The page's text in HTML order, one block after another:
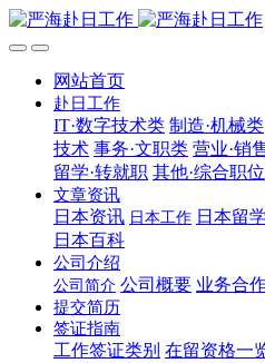
网站首页
赴日工作
IT·数字技术类 制造·机械类
技术 事务·文职类 营业·销
留学·转就职 其他·综合职位
文章资讯
日本资讯 日本工作 日本留学
日本百科
公司介绍
公司简介 公司概要 业务合
提交简历
签证指南
工作签证类别 在留资格一